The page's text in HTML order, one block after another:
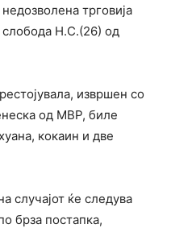
трговија
Н.С.(26) од
извршен со
од МВР, биле
кокаин и две
случајот ќе следува
брза постапка,